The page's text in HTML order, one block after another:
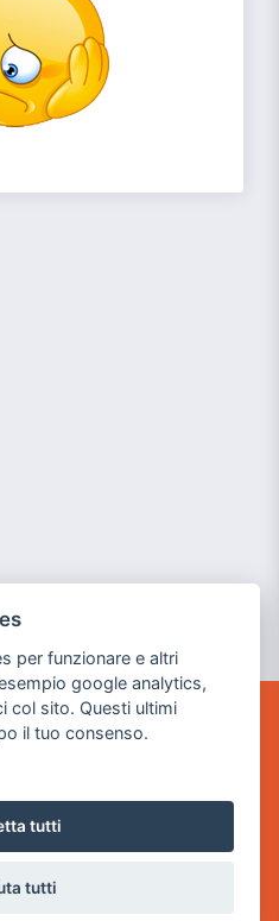
per funzionare e altri
google analytics,
col sito. Questi ultimi
il tuo consenso.
tutti
tutti